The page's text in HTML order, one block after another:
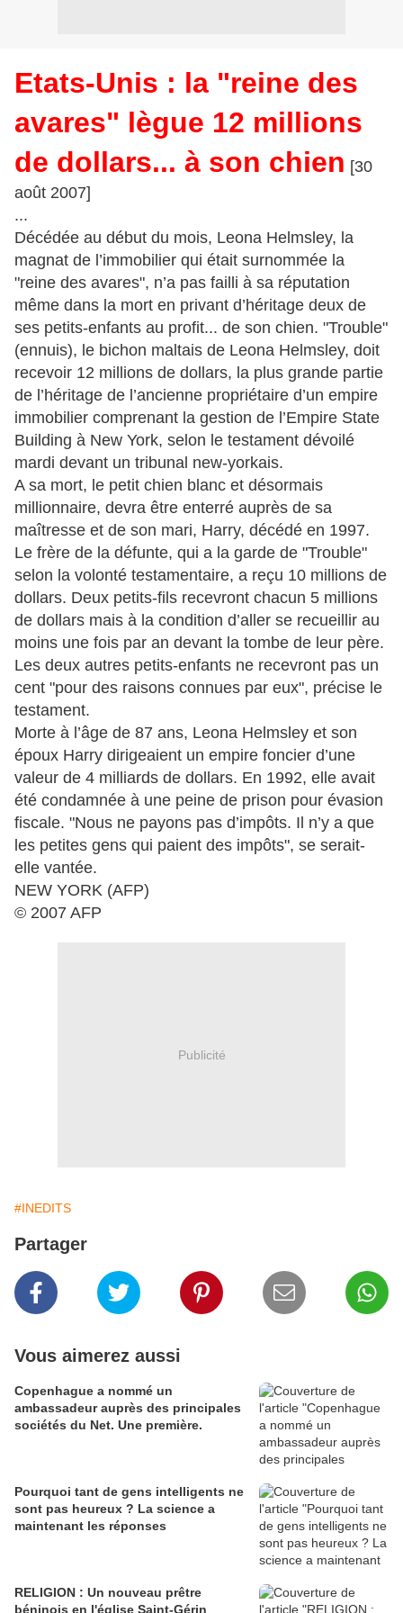
Etats-Unis : la "reine des
avares" lègue 12 millions
de dollars... à son chien [30
août 2007]
...
Décédée au début du mois, Leona Helmsley, la
magnat de l’immobilier qui était surnommée la
"reine des avares", n’a pas failli à sa réputation
même dans la mort en privant d’héritage deux de
ses petits-enfants au profit... de son chien. "Trouble"
(ennuis), le bichon maltais de Leona Helmsley, doit
recevoir 12 millions de dollars, la plus grande partie
de l’héritage de l’ancienne propriétaire d’un empire
immobilier comprenant la gestion de l’Empire State
Building à New York, selon le testament dévoilé
mardi devant un tribunal new-yorkais.
A sa mort, le petit chien blanc et désormais
millionnaire, devra être enterré auprès de sa
maîtresse et de son mari, Harry, décédé en 1997.
Le frère de la défunte, qui a la garde de "Trouble"
selon la volonté testamentaire, a reçu 10 millions de
dollars. Deux petits-fils recevront chacun 5 millions
de dollars mais à la condition d’aller se recueillir au
moins une fois par an devant la tombe de leur père.
Les deux autres petits-enfants ne recevront pas un
cent "pour des raisons connues par eux", précise le
testament.
Morte à l’âge de 87 ans, Leona Helmsley et son
époux Harry dirigeaient un empire foncier d’une
valeur de 4 milliards de dollars. En 1992, elle avait
été condamnée à une peine de prison pour évasion
fiscale. "Nous ne payons pas d’impôts. Il n’y a que
les petites gens qui paient des impôts", se serait-
elle vantée.
NEW YORK (AFP)
© 2007 AFP
Publicité
#INEDITS
Partager
Vous aimerez aussi
Copenhague a nommé un
ambassadeur auprès des principales
sociétés du Net. Une première.
Pourquoi tant de gens intelligents ne
sont pas heureux ? La science a
maintenant les réponses
RELIGION : Un nouveau prêtre
béninois en l'église Saint-Gérin